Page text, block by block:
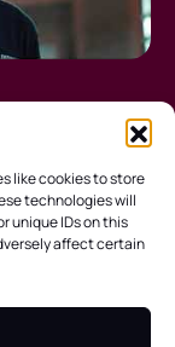
like cookies to store
technologies will
unique IDs on this
affect certain